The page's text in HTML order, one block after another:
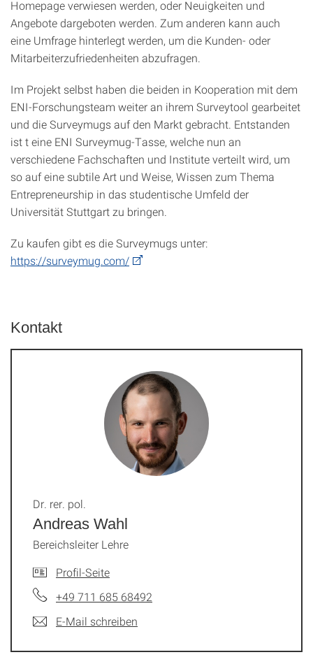
Homepage verwiesen werden, oder Neuigkeiten und
Angebote dargeboten werden. Zum anderen kann auch
eine Umfrage hinterlegt werden, um die Kunden- oder
Mitarbeiterzufriedenheiten abzufragen.
Im Projekt selbst haben die beiden in Kooperation mit dem
ENI-Forschungsteam weiter an ihrem Surveytool gearbeitet
und die Surveymugs auf den Markt gebracht. Entstanden
ist t eine ENI Surveymug-Tasse, welche nun an
verschiedene Fachschaften und Institute verteilt wird, um
so auf eine subtile Art und Weise, Wissen zum Thema
Entrepreneurship in das studentische Umfeld der
Universität Stuttgart zu bringen.
Zu kaufen gibt es die Surveymugs unter:
https://surveymug.com/
Kontakt
Andreas Wahl
Dr. rer. pol.
Bereichsleiter Lehre
Profil-Seite
+49 711 685 68492
E-Mail schreiben